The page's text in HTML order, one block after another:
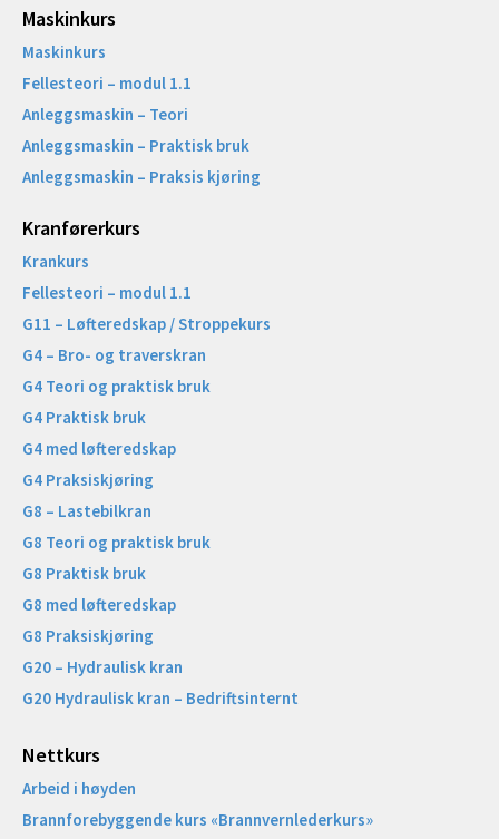
Maskinkurs
Maskinkurs
Fellesteori – modul 1.1
Anleggsmaskin – Teori
Anleggsmaskin – Praktisk bruk
Anleggsmaskin – Praksis kjøring
Kranførerkurs
Krankurs
Fellesteori – modul 1.1
G11 – Løfteredskap / Stroppekurs
G4 – Bro- og traverskran
G4 Teori og praktisk bruk
G4 Praktisk bruk
G4 med løfteredskap
G4 Praksiskjøring
G8 – Lastebilkran
G8 Teori og praktisk bruk
G8 Praktisk bruk
G8 med løfteredskap
G8 Praksiskjøring
G20 – Hydraulisk kran
G20 Hydraulisk kran – Bedriftsinternt
Nettkurs
Arbeid i høyden
Brannforebyggende kurs «Brannvernlederkurs»